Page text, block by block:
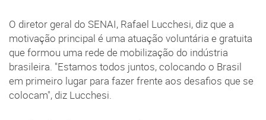
O diretor geral do SENAI, Rafael Lucchesi, diz que a
motivação principal é uma atuação voluntária e gratuita
que formou uma rede de mobilização do indústria
brasileira. "Estamos todos juntos, colocando o Brasil
em primeiro lugar para fazer frente aos desafios que se
colocam", diz Lucchesi.